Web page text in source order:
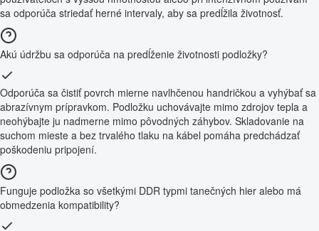
sa odporúča striedať herné intervaly, aby sa predĺžila životnosť.
Akú údržbu sa odporúča na predĺženie životnosti podložky?
Odporúča sa čistiť povrch mierne navlhčenou handričkou a vyhýbať sa
abrazívnym prípravkom. Podložku uchovávajte mimo zdrojov tepla a
neohýbajte ju nadmerne mimo pôvodných záhybov. Skladovanie na
suchom mieste a bez trvalého tlaku na kábel pomáha predchádzať
poškodeniu pripojení.
Funguje podložka so všetkými DDR typmi tanečných hier alebo má
obmedzenia kompatibility?